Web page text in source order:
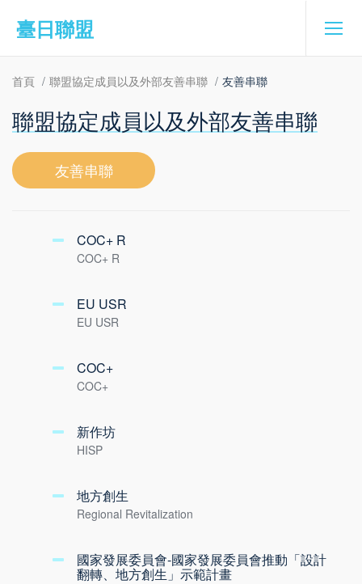
臺日聯盟
首頁 聯盟協定成員以及外部友善串聯 友善串聯
聯盟協定成員以及外部友善串聯
友善串聯
COC+ R
COC+ R
EU USR
EU USR
COC+
COC+
新作坊
HISP
地方創生
Regional Revitalization
國家發展委員會-國家發展委員會推動「設計
翻轉、地方創生」示範計畫